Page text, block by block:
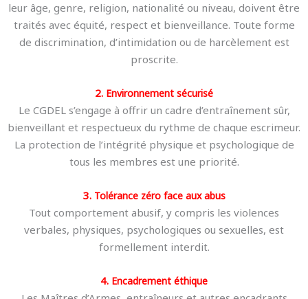
leur âge, genre, religion, nationalité ou niveau, doivent être
traités avec équité, respect et bienveillance. Toute forme
de discrimination, d’intimidation ou de harcèlement est
proscrite.
2. Environnement sécurisé
Le CGDEL s’engage à offrir un cadre d’entraînement sûr,
bienveillant et respectueux du rythme de chaque escrimeur.
La protection de l’intégrité physique et psychologique de
tous les membres est une priorité.
3. Tolérance zéro face aux abus
Tout comportement abusif, y compris les violences
verbales, physiques, psychologiques ou sexuelles, est
formellement interdit.
4. Encadrement éthique